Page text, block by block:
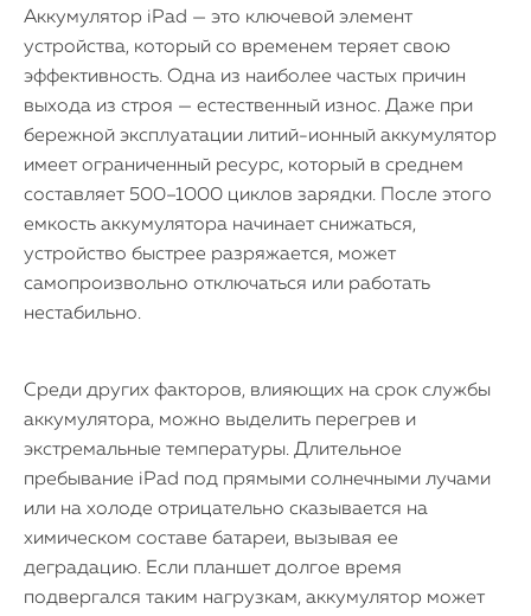
Аккумулятор iPad — это ключевой элемент
устройства, который со временем теряет свою
эффективность. Одна из наиболее частых причин
выхода из строя — естественный износ. Даже при
бережной эксплуатации литий-ионный аккумулятор
имеет ограниченный ресурс, который в среднем
составляет 500–1000 циклов зарядки. После этого
емкость аккумулятора начинает снижаться,
устройство быстрее разряжается, может
самопроизвольно отключаться или работать
нестабильно.
Среди других факторов, влияющих на срок службы
аккумулятора, можно выделить перегрев и
экстремальные температуры. Длительное
пребывание iPad под прямыми солнечными лучами
или на холоде отрицательно сказывается на
химическом составе батареи, вызывая ее
деградацию. Если планшет долгое время
подвергался таким нагрузкам, аккумулятор может